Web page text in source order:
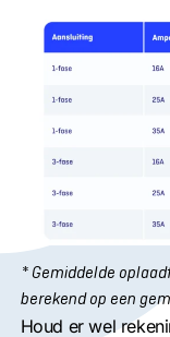
* Gemiddelde
berekend op een
Houd er wel